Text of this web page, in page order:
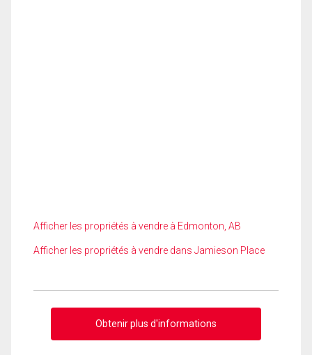
Afficher les propriétés à vendre à Edmonton, AB
Afficher les propriétés à vendre dans Jamieson Place
Obtenir plus d'informations